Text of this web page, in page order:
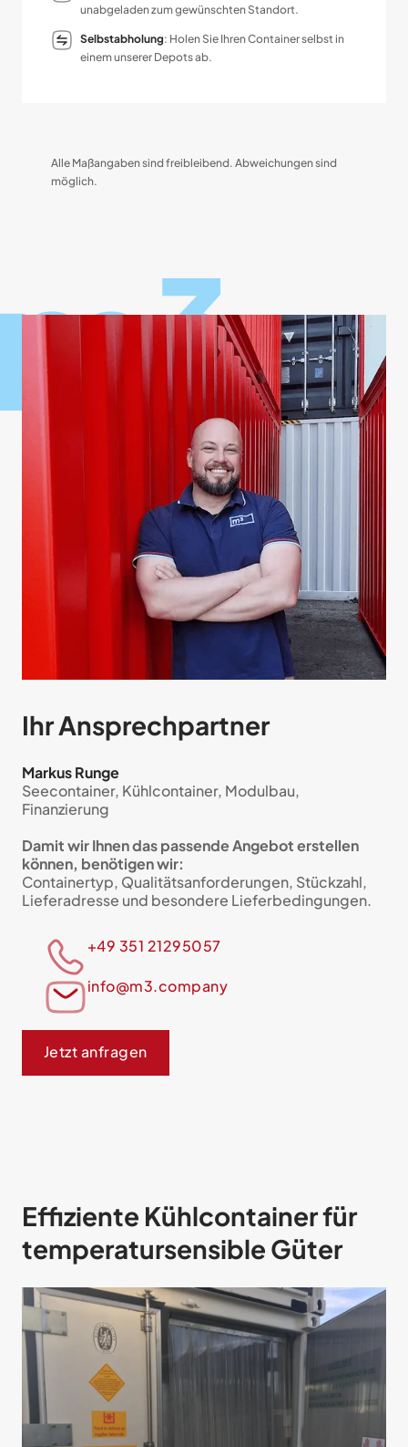
unabgeladen zum gewünschten Standort.
Selbstabholung: Holen Sie Ihren Container selbst in
einem unserer Depots ab.
Alle Maßangaben sind freibleibend. Abweichungen sind
möglich.
Ihr Ansprech­partner
Markus Runge
Seecontainer, Kühlcontainer, Modulbau,
Finanzierung
Damit wir Ihnen das passende Angebot erstellen
können, benötigen wir:
Containertyp, Qualitätsanforderungen, Stückzahl,
Lieferadresse und besondere Lieferbedingungen.
+49 351 21295057
info@m3.company
Jetzt anfragen
Effiziente Kühlcontainer für
temperatursensible Güter